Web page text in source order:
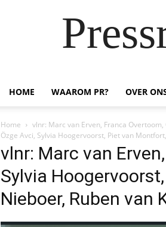
HOME WAAROM PR? OVER
Home vlnr: Marc van Erven, Franca
Özge Avci, Sylvia Hoogervoorst, Piet van
vlnr: Marc van
Sylvia
Nieboer, Ruben van